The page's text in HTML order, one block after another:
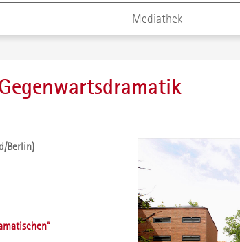
Mediathek
Berlin)